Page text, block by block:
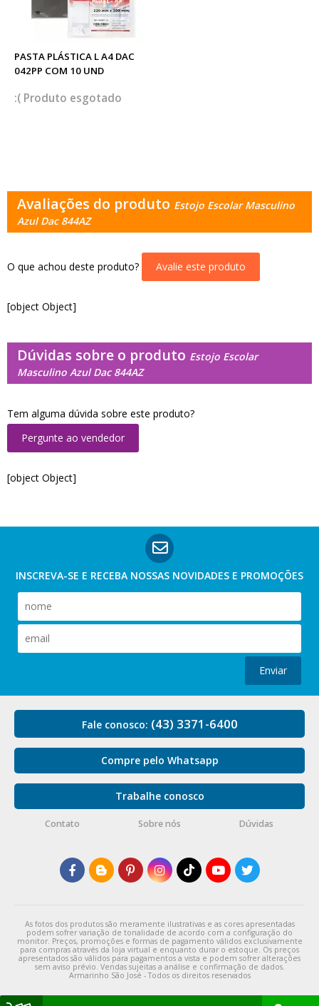
PASTA PLÁSTICA L A4 DAC
042PP COM 10 UND
esgotado
Avaliações do produto Estojo Escolar Masculino
Azul Dac 844AZ
O que achou deste produto? Avalie este produto
[object Object]
Dúvidas sobre o produto Estojo Escolar
Masculino Azul Dac 844AZ
Tem alguma dúvida sobre este produto?
Pergunte ao vendedor
[object Object]
INSCREVA-SE E RECEBA NOSSAS NOVIDADES E PROMOÇÕES
Enviar
Fale conosco: (43) 3371-6400
Compre pelo Whatsapp
Trabalhe conosco
Contato Sobre nós Dúvidas
As fotos dos produtos são meramente ilustrativas e as cores apresentadas
podem sofrer variação de tonalidade de acordo com a configuração do
monitor. Preços, promoções e formas de pagamento válidos exclusivamente
para compras através da loja virtual e enquanto durar o estoque. Os preços
apresentados são válidos para pagamentos a vista e podem sofrer alterações
sem aviso prévio. Vendas sujeitas a análise e confirmação de dados.
Armarinho São José - Todos os direitos reservados